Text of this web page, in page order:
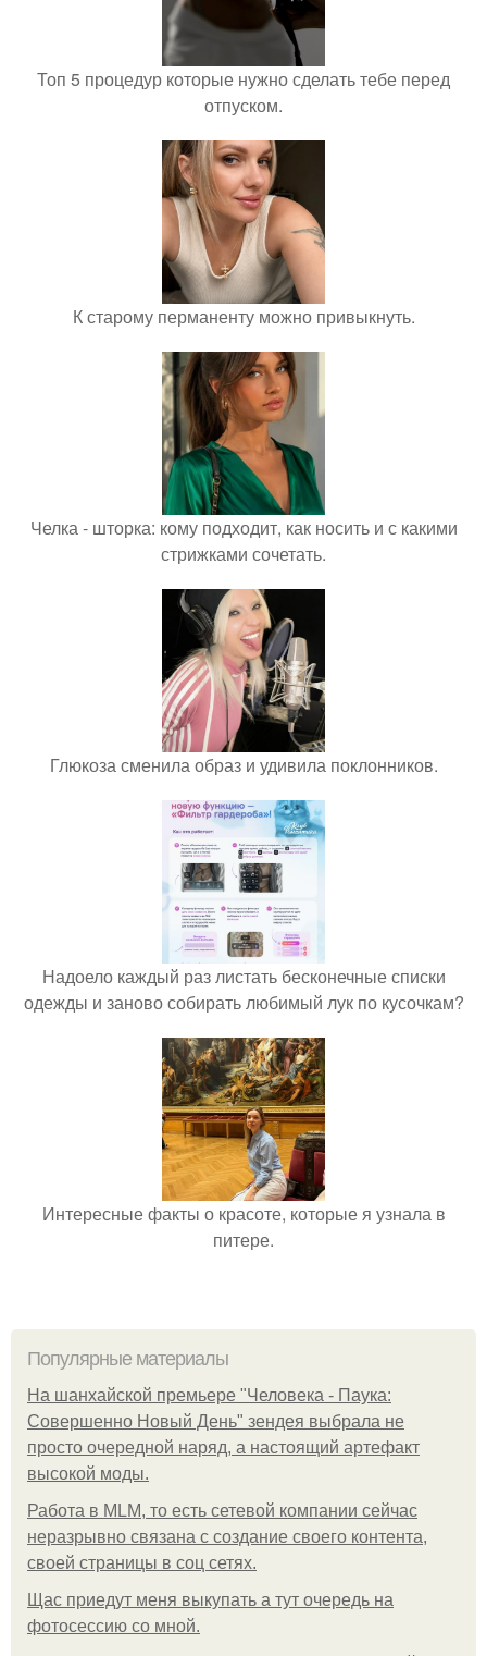
Топ 5 процедур которые нужно сделать тебе перед
отпуском.
К старому перманенту можно привыкнуть.
Челка - шторка: кому подходит, как носить и с какими
стрижками сочетать.
Глюкоза сменила образ и удивила поклонников.
Надоело каждый раз листать бесконечные списки
одежды и заново собирать любимый лук по кусочкам?
Интересные факты о красоте, которые я узнала в
питере.
Популярные материалы
На шанхайской премьере "Человека - Паука:
Совершенно Новый День" зендея выбрала не
просто очередной наряд, а настоящий артефакт
высокой моды.
Работа в MLM, то есть сетевой компании сейчас
неразрывно связана с создание своего контента,
своей страницы в соц сетях.
Щас приедут меня выкупать а тут очередь на
фотосессию со мной.